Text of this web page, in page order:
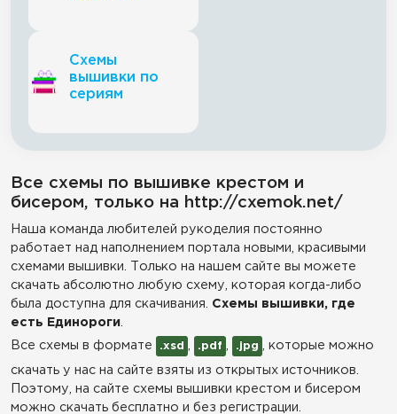
Схемы
вышивки по
сериям
Все схемы по вышивке крестом и
бисером, только на http://cxemok.net/
Наша команда любителей рукоделия постоянно
работает над наполнением портала новыми, красивыми
схемами вышивки. Только на нашем сайте вы можете
скачать абсолютно любую схему, которая когда-либо
была доступна для скачивания. Схемы вышивки, где
есть Единороги
Все схемы в формате
.xsd .pdf .jpg , которые можно
скачать у нас на сайте взяты из открытых источников.
Поэтому, на сайте схемы вышивки крестом и бисером
можно скачать бесплатно и без регистрации.